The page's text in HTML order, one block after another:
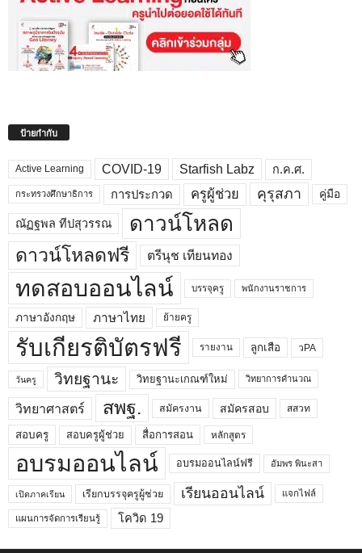
ป้ายกำกับ
Active Learning COVID-19 Starfish Labz ก.ค.ศ.
กระทรวงศึกษาธิการ การประกวด ครูผู้ช่วย คุรุสภา คู่มือ
ณัฏฐพล ทีปสุวรรณ ดาวน์โหลด
ดาวน์โหลดฟรี ตรีนุช เทียนทอง
ทดสอบออนไลน์ บรรจุครู พนักงานราชการ
ภาษาอังกฤษ ภาษาไทย ย้ายครู
รับเกียรติบัตรฟรี รายงาน ลูกเสือ วPA
วันครู วิทยฐานะ วิทยฐานะเกณฑ์ใหม่ วิทยาการคำนวณ
วิทยาศาสตร์ สพฐ. สมัครงาน สมัครสอบ สสวท
สอบครู สอบครูผู้ช่วย สื่อการสอน หลักสูตร
อบรมออนไลน์ อบรมออนไลน์ฟรี อัมพร พินะสา
เปิดภาคเรียน เรียกบรรจุครูผู้ช่วย เรียนออนไลน์ แจกไฟล์
แผนการจัดการเรียนรู้ โควิด 19